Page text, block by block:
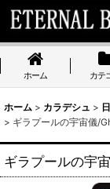
ホーム カテ
ホーム > カラデシュ >
> ギラプールの宇宙儀/
ギラプールの宇